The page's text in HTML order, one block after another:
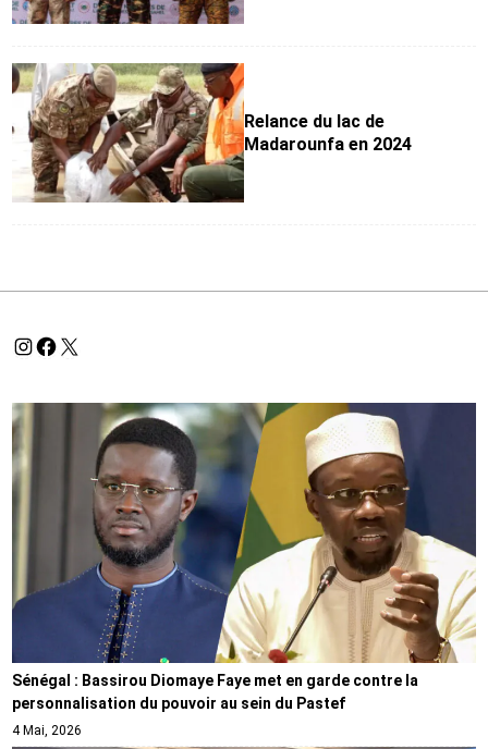
Relance du lac de
Madarounfa en 2024
Sénégal : Bassirou Diomaye Faye met en garde contre la
personnalisation du pouvoir au sein du Pastef
4 Mai, 2026